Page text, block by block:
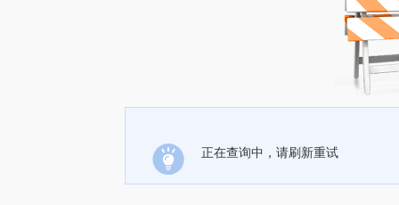
正在查询中，请刷新重试